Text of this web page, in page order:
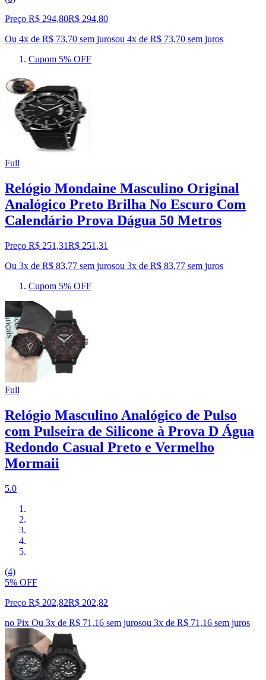
Preço R$ 294,80R$ 294,80
Ou 4x de R$ 73,70 sem jurosou 4x de R$ 73,70 sem juros
Cupom 5% OFF
Full
Relógio Mondaine Masculino Original
Analógico Preto Brilha No Escuro Com
Calendário Prova Dágua 50 Metros
Preço R$ 251,31R$ 251 ,31
Ou 3x de R$ 83,77 sem jurosou 3x de R$ 83,77 sem juros
Cupom 5% OFF
Full
Relógio Masculino Analógico de Pulso
com Pulseira de Silicone à Prova D Água
Redondo Casual Preto e Vermelho
Mormaii
5.0
(4)
5% OFF
Preço R$ 202,82R$ 202,82
no Pix Ou 3x de R$ 71,16 sem jurosou 3x de R$ 71,16 sem juros